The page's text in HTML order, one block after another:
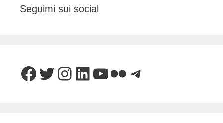
Seguimi sui social
Facebook
Twitter
Instagram
LinkedIn
YouTube
FlickrTelegram